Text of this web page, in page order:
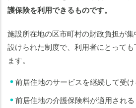
護保険を利用できるものです。
施設所在地の区市町村の財政負担が
設けられた制度で、利用者にとって
ます。
前居住地のサービスを継続して受け
前居住地の介護保険料が適用される